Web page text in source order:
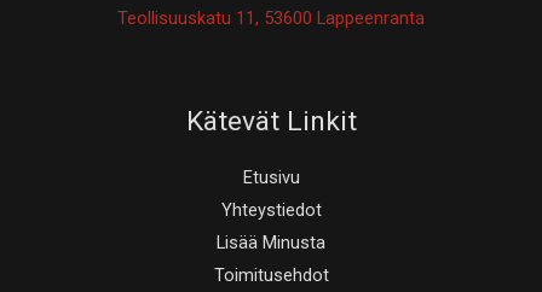
Teollisuuskatu 11, 53600 Lappeenranta
Kätevät Linkit
Etusivu
Yhteystiedot
Lisää Minusta
Toimitusehdot